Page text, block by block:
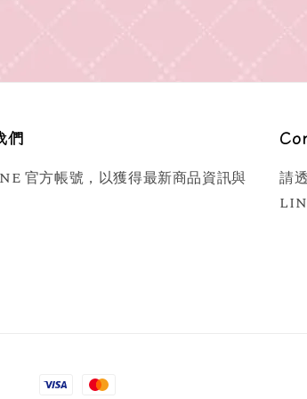
們
官方帳號，以獲得最新商品資訊與
請